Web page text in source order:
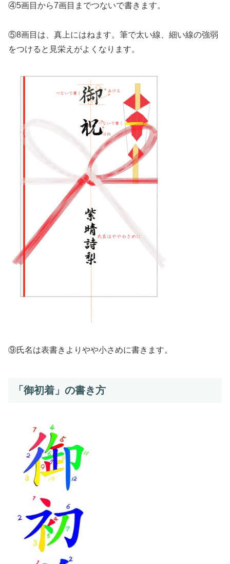
④5画目から7画目までつないで書きます。
⑤8画目は、真上にはねます。筆で太い線、細い線の強弱
をつけると見栄えがよくなります。
⑨氏名は表書きよりやや小さめに書きます。
「御初着」の書き方